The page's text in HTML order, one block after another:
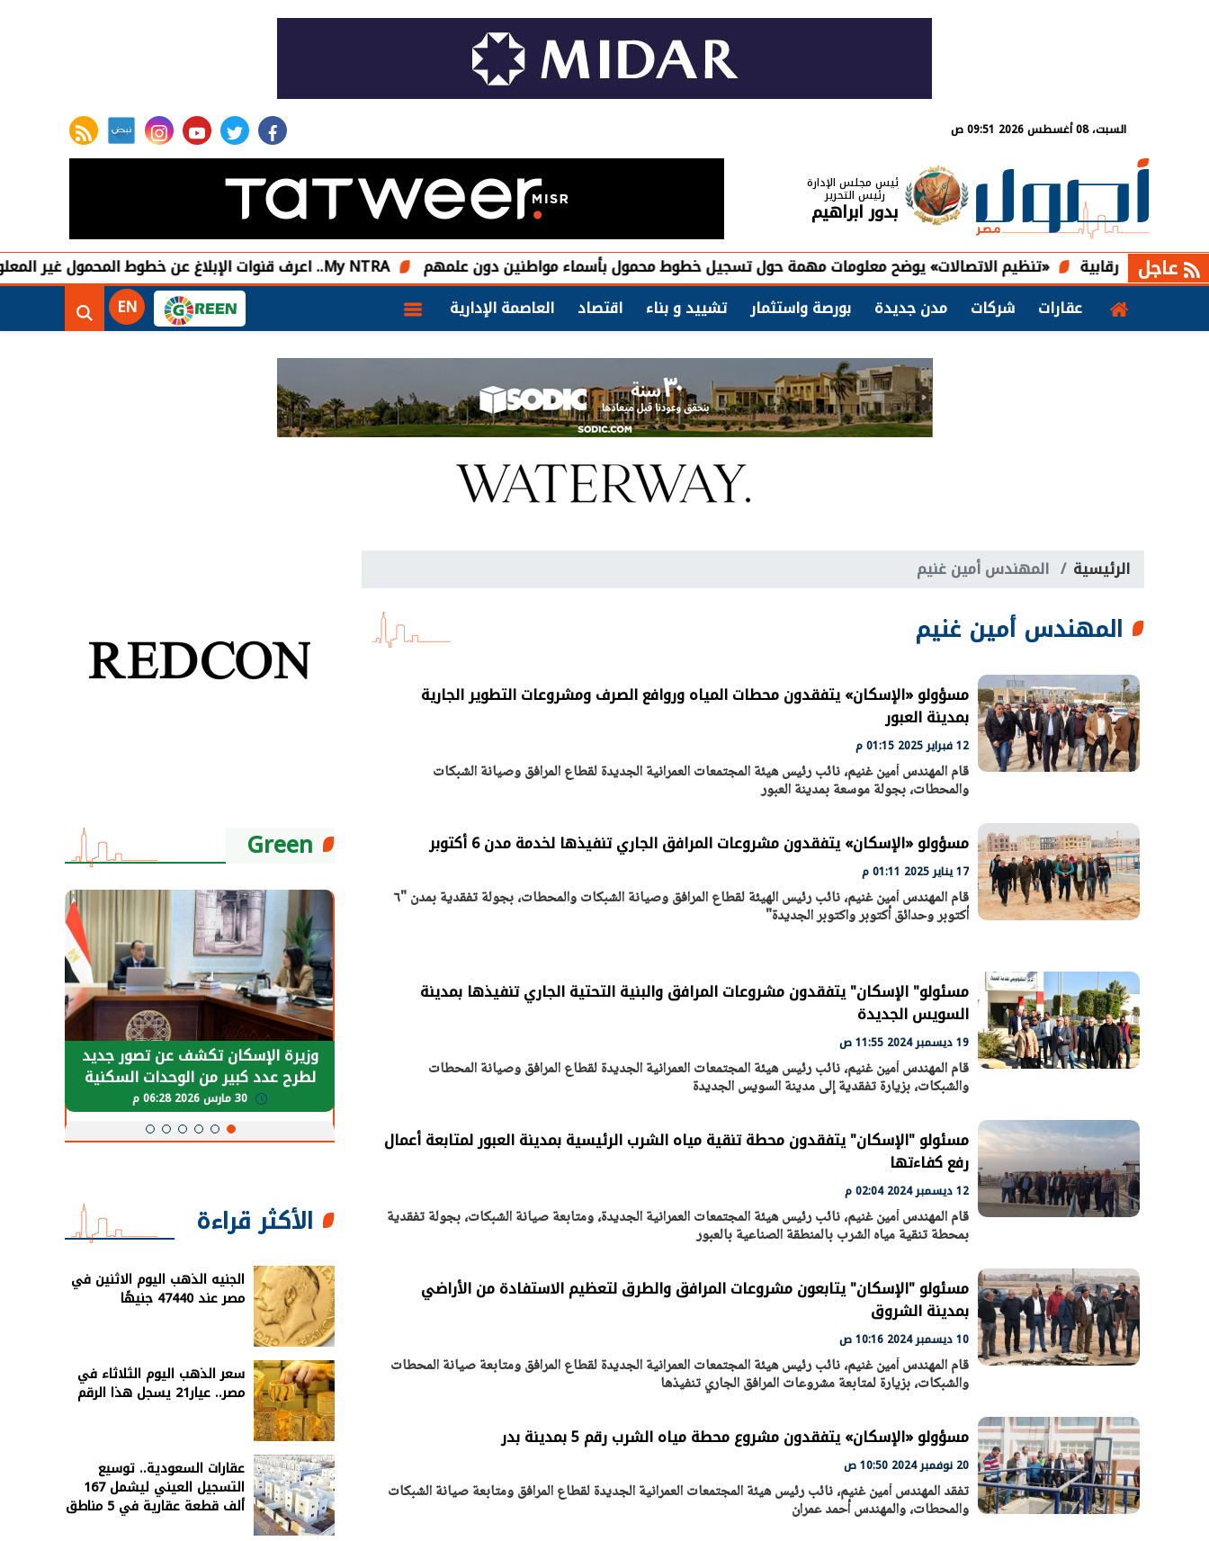
السبت، 08 أغسطس 2026 09:51 ص facebook
twitter
youtube
instagram
rss feed
رئيس مجلس الإدارة
رئيس التحرير
بدور ابراهيم
عاجل My NTRA.. اعرف قنوات الإبلاغ عن خطوط المحمول غير المعلومة
«تنظيم الاتصالات» يوضح معلومات مهمة حول تسجيل خطوط محمول بأسماء مواطنين دون علمهم
عقارات
شركات مدن جديدة بورصة واستثمار تشييد و بناء اقتصاد العاصمة الإدارية EN
الرئيسية المهندس أمين غنيم
المهندس أمين غنيم
مسؤولو «الإسكان» يتفقدون محطات المياه وروافع الصرف ومشروعات التطوير الجارية
بمدينة العبور
12 فبراير 2025 01:15 م
قام المهندس أمين غنيم، نائب رئيس هيئة المجتمعات العمرانية الجديدة لقطاع المرافق وصيانة الشبكات
والمحطات، بجولة موسعة بمدينة العبور
مسؤولو «الإسكان» يتفقدون مشروعات المرافق الجاري تنفيذها لخدمة مدن 6 أكتوبر
17 يناير 2025 01:11 م
قام المهندس أمين غنيم، نائب رئيس الهيئة لقطاع المرافق وصيانة الشبكات والمحطات، بجولة تفقدية بمدن "٦
أكتوبر وحدائق أكتوبر واكتوبر الجديدة"
مسئولو" الإسكان" يتفقدون مشروعات المرافق والبنية التحتية الجاري تنفيذها بمدينة
السويس الجديدة
19 ديسمبر 2024 11:55 ص
قام المهندس أمين غنيم، نائب رئيس هيئة المجتمعات العمرانية الجديدة لقطاع المرافق وصيانة المحطات
والشبكات، بزيارة تفقدية إلى مدينة السويس الجديدة
مسئولو "الإسكان" يتفقدون محطة تنقية مياه الشرب الرئيسية بمدينة العبور لمتابعة أعمال
رفع كفاءتها
12 ديسمبر 2024 02:04 م
قام المهندس أمين غنيم، نائب رئيس هيئة المجتمعات العمرانية الجديدة، ومتابعة صيانة الشبكات، بجولة تفقدية
بمحطة تنقية مياه الشرب بالمنطقة الصناعية بالعبور
مسئولو "الإسكان" يتابعون مشروعات المرافق والطرق لتعظيم الاستفادة من الأراضي
بمدينة الشروق
10 ديسمبر 2024 10:16 ص
قام المهندس أمين غنيم، نائب رئيس هيئة المجتمعات العمرانية الجديدة لقطاع المرافق ومتابعة صيانة المحطات
والشبكات، بزيارة لمتابعة مشروعات المرافق الجاري تنفيذها
مسؤولو «الإسكان» يتفقدون مشروع محطة مياه الشرب رقم 5 بمدينة بدر
20 نوفمبر 2024 10:50 ص
تفقد المهندس أمين غنيم، نائب رئيس هيئة المجتمعات العمرانية الجديدة لقطاع المرافق ومتابعة صيانة الشبكات
والمحطات، والمهندس أحمد عمران
Green
الرئيس السيسي: تداعيات خطيرة على
الاقتصاد العالمي وأسعار الوقود حال
استمرار الأزمة في الشرق الأوسط
رئيس الوزراء يتابع الإجراءات الخاصة
بتنفيذ التوجيهات الرئاسية بطرح وحدات
سكنية بالإيجار للمواطنين
30 مارس 2026 04:40 م
افتتاح «إيجبس 2026» بحضور دولي
واسع.. والبترول: مصر تعزز مكانتها
وزيرة الإسكان تكشف عن تصور جديد
لطرح عدد كبير من الوحدات السكنية
بنظام الإيجار
الأكثر قراءة
الجنيه الذهب اليوم الاثنين في
مصر عند 47440 جنيهًا
سعر الذهب اليوم الثلاثاء في
مصر.. عيار21 يسجل هذا الرقم
عقارات السعودية.. توسيع
التسجيل العيني ليشمل 167
ألف قطعة عقارية في 5 مناطق